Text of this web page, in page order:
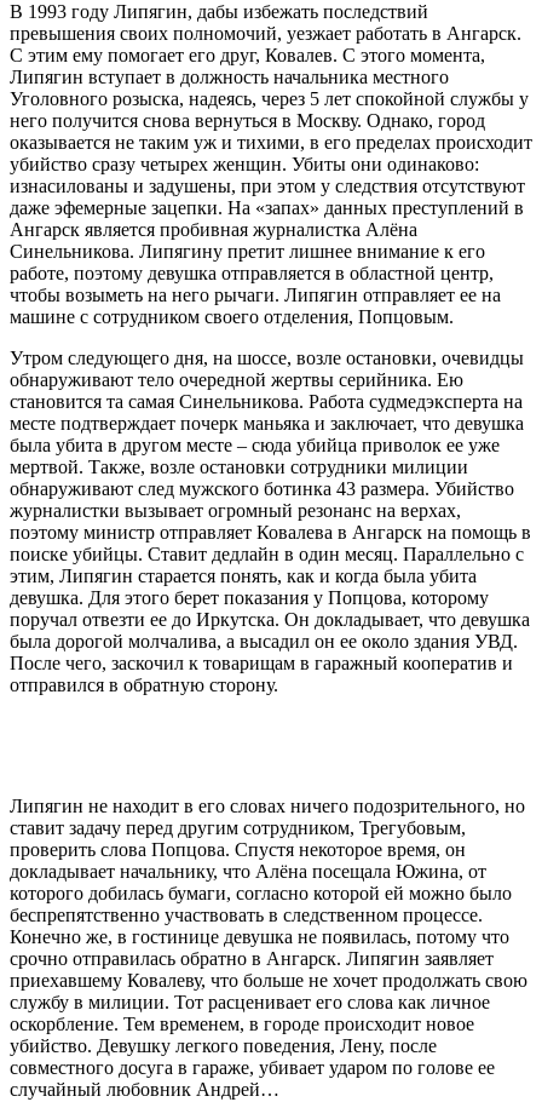
В 1993 году Липягин, дабы избежать последствий
превышения своих полномочий, уезжает работать в Ангарск.
С этим ему помогает его друг, Ковалев. С этого момента,
Липягин вступает в должность начальника местного
Уголовного розыска, надеясь, через 5 лет спокойной службы у
него получится снова вернуться в Москву. Однако, город
оказывается не таким уж и тихими, в его пределах происходит
убийство сразу четырех женщин. Убиты они одинаково:
изнасилованы и задушены, при этом у следствия отсутствуют
даже эфемерные зацепки. На «запах» данных преступлений в
Ангарск является пробивная журналистка Алёна
Синельникова. Липягину претит лишнее внимание к его
работе, поэтому девушка отправляется в областной центр,
чтобы возыметь на него рычаги. Липягин отправляет ее на
машине с сотрудником своего отделения, Попцовым.
Утром следующего дня, на шоссе, возле остановки, очевидцы
обнаруживают тело очередной жертвы серийника. Ею
становится та самая Синельникова. Работа судмедэксперта на
месте подтверждает почерк маньяка и заключает, что девушка
была убита в другом месте – сюда убийца приволок ее уже
мертвой. Также, возле остановки сотрудники милиции
обнаруживают след мужского ботинка 43 размера. Убийство
журналистки вызывает огромный резонанс на верхах,
поэтому министр отправляет Ковалева в Ангарск на помощь в
поиске убийцы. Ставит дедлайн в один месяц. Параллельно с
этим, Липягин старается понять, как и когда была убита
девушка. Для этого берет показания у Попцова, которому
поручал отвезти ее до Иркутска. Он докладывает, что девушка
была дорогой молчалива, а высадил он ее около здания УВД.
После чего, заскочил к товарищам в гаражный кооператив и
отправился в обратную сторону.
Липягин не находит в его словах ничего подозрительного, но
ставит задачу перед другим сотрудником, Трегубовым,
проверить слова Попцова. Спустя некоторое время, он
докладывает начальнику, что Алёна посещала Южина, от
которого добилась бумаги, согласно которой ей можно было
беспрепятственно участвовать в следственном процессе.
Конечно же, в гостинице девушка не появилась, потому что
срочно отправилась обратно в Ангарск. Липягин заявляет
приехавшему Ковалеву, что больше не хочет продолжать свою
службу в милиции. Тот расценивает его слова как личное
оскорбление. Тем временем, в городе происходит новое
убийство. Девушку легкого поведения, Лену, после
совместного досуга в гараже, убивает ударом по голове ее
случайный любовник Андрей…